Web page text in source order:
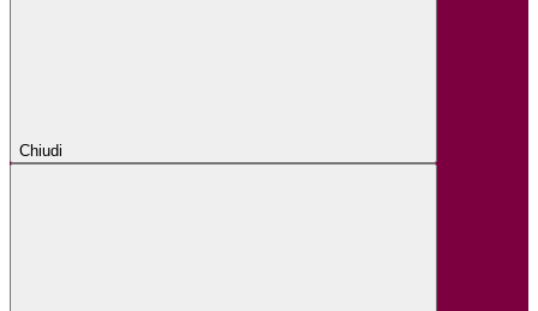
Chiudi